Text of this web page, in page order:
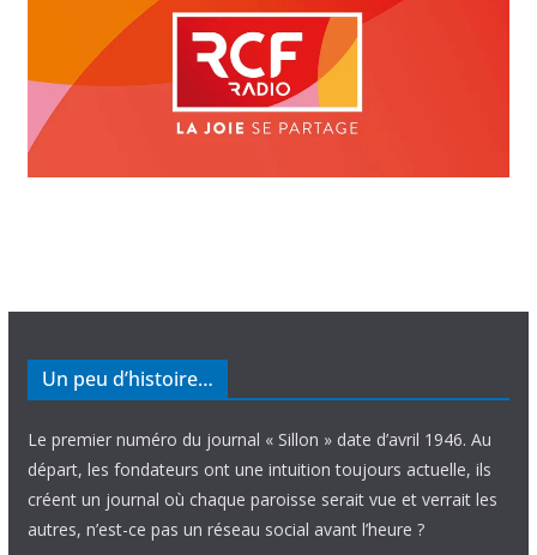
Un peu d’histoire…
Le premier numéro du journal « Sillon » date d’avril 1946. Au
départ, les fondateurs ont une intuition toujours actuelle, ils
créent un journal où chaque paroisse serait vue et verrait les
autres, n’est-ce pas un réseau social avant l’heure ?